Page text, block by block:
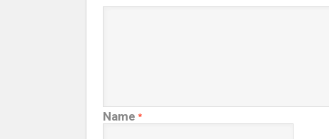
Name *